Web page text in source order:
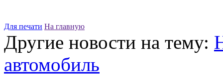
Для печати На главную
Другие новости на тему:
автомобиль